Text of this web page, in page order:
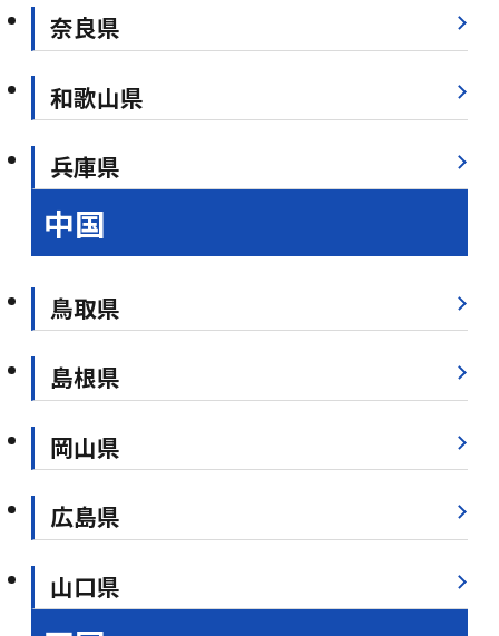
奈良県
和歌山県
兵庫県
中国
鳥取県
島根県
岡山県
広島県
山口県